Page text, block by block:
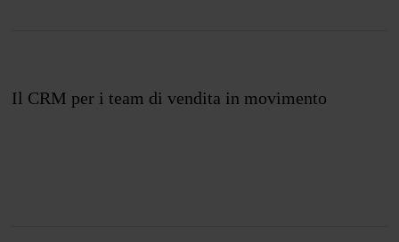
Il CRM per i team di vendita in movimento